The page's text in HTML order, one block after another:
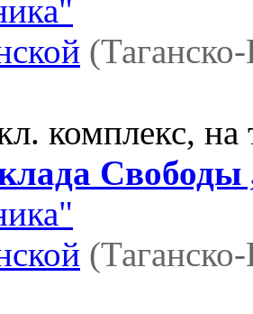
комплекс,
Свободы